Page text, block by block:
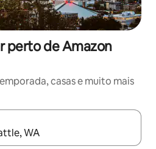
perto de Amazon
casas e muito mais
disponíveis, explore-os